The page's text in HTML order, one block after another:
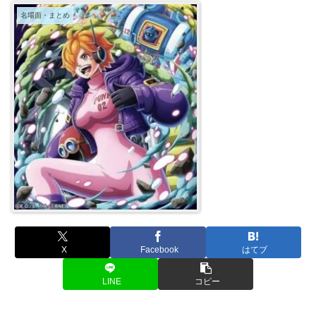
名場面・まとめ
X Facebook はてブ
LINE コピー